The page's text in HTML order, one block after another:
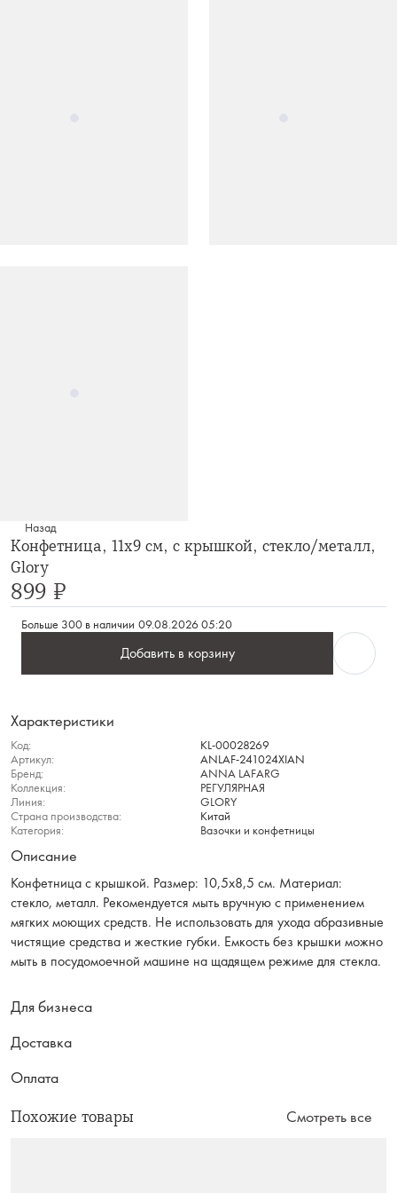
Назад
Конфетница, 11х9 см, с крышкой, стекло/металл,
Glory
899 ₽
Больше 300 в наличии 09.08.2026 05:20
Добавить в корзину
Характеристики
Код:
KL-00028269
Артикул:
ANLAF-241024XIAN
Бренд:
ANNA LAFARG
Коллекция:
РЕГУЛЯРНАЯ
Линия:
GLORY
Страна производства:
Китай
Категория:
Вазочки и конфетницы
Описание
Конфетница с крышкой. Размер: 10,5х8,5 см. Материал:
стекло, металл. Рекомендуется мыть вручную с применением
мягких моющих средств. Не использовать для ухода абразивные
чистящие средства и жесткие губки. Емкость без крышки можно
мыть в посудомоечной машине на щадящем режиме для стекла.
Для бизнеса
Доставка
Оплата
Похожие товары Смотреть все